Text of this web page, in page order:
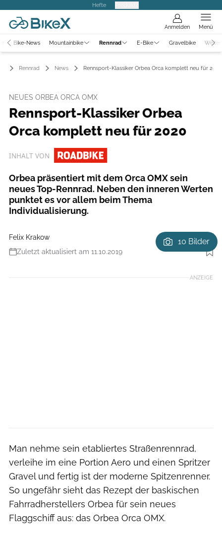
Hefte
Anmelden Menü
Bike-News Mountainbike Rennrad E-Bike Gravelbike
Rennrad News Rennsport-Klassiker Orbea Orca komplett neu für 2020
NEUES ORBEA ORCA OMX
Rennsport-Klassiker Orbea
Orca komplett neu für 2020
INHALT VON
Orbea präsentiert mit dem Orca OMX sein
neues Top-Rennrad. Neben den inneren Werten
punktet es vor allem beim Thema
Individualisierung.
Felix Krakow
Zuletzt aktualisiert am 11.10.2019
Foto: Orca/Antton Miettinen
10 Bilder
ANZEIGE
Man nehme sein etabliertes Straßenrennrad,
verleihe im eine Portion Aero und einen Spritzer
Gravel und fertig ist der moderne Spitzenrenner.
So ungefähr sieht das Rezept der baskischen
Fahrradherstellers Orbea für sein neues
Flaggschiff aus: das Orbea Orca OMX.